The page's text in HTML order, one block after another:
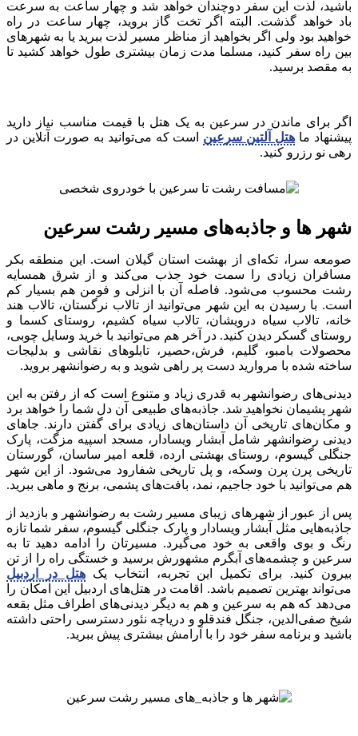
باشید، لذت این سفر دوچندان خواهد شد و چهار ساعت به سرعت
باد خواهد گذشت. البته اگر تخت گاز بروید، چهار ساعت در راه
خواهید بود ولی اگر بخواهید از مناظر مسیر لذت ببرید یا به شهرهای
بین راه سفر کنید، مسلما مدت زمان بیشتری طول خواهد کشید تا
به مقصد برسید.
اگر برای ماندن در سرعین به یک هتل با قیمت مناسب نیاز دارید
پیشنهاد ما هتل آلتین سرعین است که می‌توانید به صورت آنلاین در
رهی نو رزرو کنید.
شهر ها و جاذبه‌های مسیر رشت سرعین
صومعه سرا، تکه‌ای از بهشت استان گیلان است. این منطقه بکر
مسافران زیادی را سمت خود جذب می‌کند و از شرق همسایه
رشت محسوب می‌شود. فاصله آن با انزلی و فومن هم بسیار کم
است. با رسیدن به این شهر می‌توانید از تالاب نرگستان، تالاب هند
خانه، تالاب سیاه درویشان، تالاب سیاه کشیم، روستای کسما و
روستای گسکر دیدن کنید. در آخر هم می‌توانید با خرید وسایل چوبی،
محصولات بامبو، گلیم، فرش،حصیر، تابلوهای نقاشی و بدلیجات
ساخته شده با مروارید دست پر راهی شوید و به رضوانشهر بروید.
دیدنی‌های رضوانشهر به قدری زیاد و متنوع است که از رفتن به این
شهر پشیمان نخواهید شد. جاذبه‌های طبیعی آن دل شما را خواهد برد
و مکان‌های تاریخی آن داستان‌های زیادی برای گفتن دارند. جاهای
دیدنی رضوانشهر شامل آبشار ویسادار، مسجد اسپیه مزگت، پارک
جنگلی گیسوم، روستای بهشتی ارده، قلعه امیر ساسان، گورستان
تاریخی پرن پرن وسکه، و پل تاریخی شفارود می‌شود. از این شهر
هم می‌توانید با خود جاجیم، نمد، بافت‌های پشمی، برنج و ماهی ببرید.
پس از عبور از شهرهای زیبای مسیر رشت به رضوانشهر و بازدید از
جاذبه‌هایی مثل آبشار ویسادار و پارک جنگلی گیسوم، سفر شما تازه
رنگ و بوی واقعی به خود می‌گیرد. مسیرتان را ادامه دهید تا به
سرعین و چشمه‌های آبگرم مشهورش برسید و خستگی راه را از تن
بیرون کنید. برای تکمیل این تجربه، انتخاب یکهتل در اردبیل
می‌تواند بهترین تصمیم باشد. اقامت در هتل‌های اردبیل این امکان را
می‌دهد که هم به سرعین و هم به دیگر دیدنی‌های اطراف مثل بقعه
شیخ صفی‌الدین، جنگل فندقلو و دریاچه نئور دسترسی راحتی داشته
باشید و برنامه سفر خود را با آرامش بیشتری پیش ببرید.